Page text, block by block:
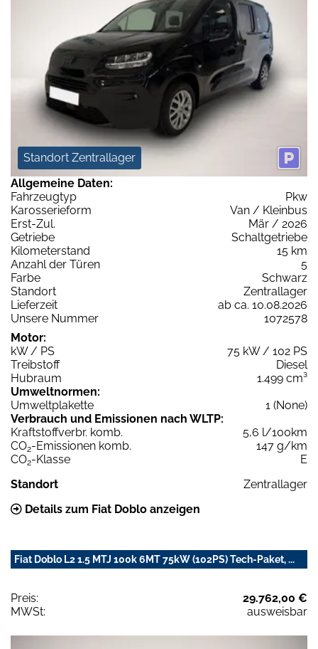
Standort Zentrallager
Allgemeine Daten:
Fahrzeugtyp
Pkw
Karosserieform
Van / Kleinbus
Erst-Zul.
Mär / 2026
Getriebe
Schaltgetriebe
Kilometerstand
15 km
Anzahl der Türen
5
Farbe
Schwarz
Standort
Zentrallager
Lieferzeit
ab ca. 10.08.2026
Unsere Nummer
1072578
Motor:
kW / PS
75 kW / 102 PS
Treibstoff
Diesel
Hubraum
1.499 cm³
Umweltnormen:
Umweltplakette
1 (None)
Verbrauch und Emissionen nach WLTP:
Kraftstoffverbr. komb.
5,6 l/100km
CO2-Emissionen komb.
147 g/km
CO2-Klasse
E
Standort
Zentrallager
Details zum Fiat Doblo anzeigen
Fiat Doblo L2 1.5 MTJ 100k 6MT 75kW (102PS) Tech-Paket, ...
Preis:
29.762,00 €
MWSt:
ausweisbar